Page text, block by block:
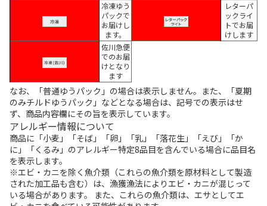
冷凍ゆう
パックで
お届けし
ます。
レターパ
ックライ
トでお届
けします
佐川急便
でのお届
けとなり
ます
なお、「普通ゆうパック」の場合は表示しません。また、「夏期
のみチルドゆうパック」などとなる場合は、記号での表示はせ
ず、商品内容欄にその旨を表示しています。
アレルギー情報について
商品に「小麦」「そば」「卵」「乳」「落花生」「えび」「か
に」「くるみ」のアレルギー特定8品目を含んでいる場合に品目名
を表示します。
※エビ・カニを除く魚介類（これらの魚介類を原材料として製造
された加工品も含む）は、漁獲漁法によりエビ・カニが混じって
いる場合があります。 また、これらの魚介類は、エサとしてエ